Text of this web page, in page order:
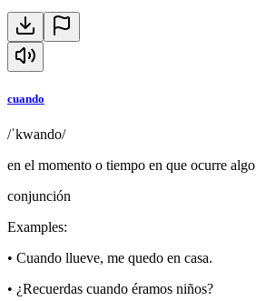
cuando
/ˈkwando/
en el momento o tiempo en que ocurre algo
conjunción
Examples:
• Cuando llueve, me quedo en casa.
• ¿Recuerdas cuando éramos niños?